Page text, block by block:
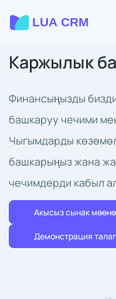
Каржылык
Финансыңызды
башкаруу чечими
Чыгымдарды
башкарыңыз жана
чечимдерди кабыл
Акысыз сынак
Демонстрация